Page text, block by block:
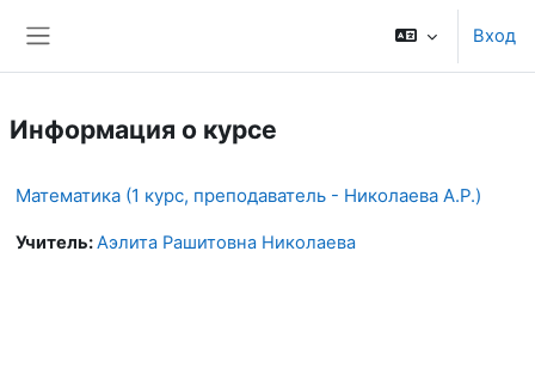
Вход
Информация о курсе
Математика (1 курс, преподаватель - Николаева А.Р.)
Учитель:Аэлита Рашитовна Николаева